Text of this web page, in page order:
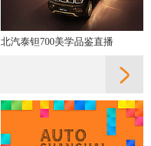
北汽泰钽700美学品鉴直播